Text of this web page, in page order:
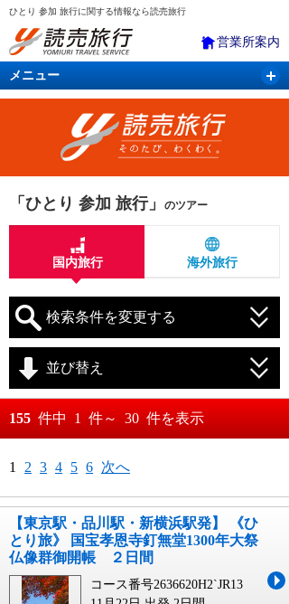
ひとり 参加 旅行に関する情報なら読売旅行
営業所案内
メニュー
国内旅行 バスツアー 海外旅行
「ひとり 参加 旅行」 のツアー
国内旅行 海外旅行
検索条件を変更する
月
月 日
並び替え
おすすめ順
料金が高い順
155 件中 1 件～ 30 件を表示
1 2 3 4 5 6 次へ
【東京駅・品川駅・新横浜駅発】 《ひ
とり旅》 国宝孝恩寺釘無堂1300年大祭
仏像群御開帳 ２日間
コース番号2636620H2`JR13